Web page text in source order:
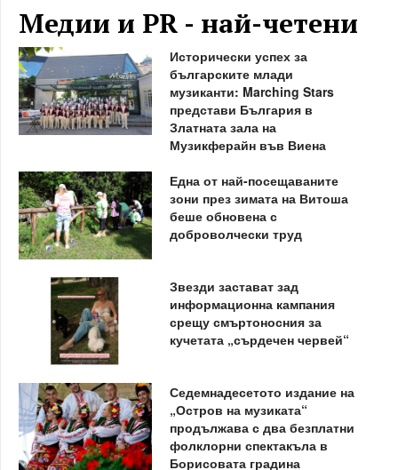
Медии и PR - най-четени
Исторически успех за
българските млади
музиканти: Marching Stars
представи България в
Златната зала на
Музикферайн във Виена
Една от най-посещаваните
зони през зимата на Витоша
беше обновена с
доброволчески труд
Звезди застават зад
информационна кампания
срещу смъртоносния за
кучетата „сърдечен червей“
Седемнадесетото издание на
„Остров на музиката“
продължава с два безплатни
фолклорни спектакъла в
Борисовата градина